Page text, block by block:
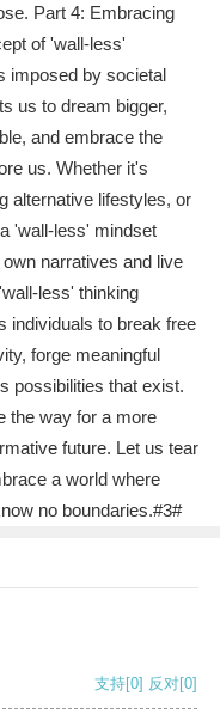
Part 4: Embracing
of 'wall-less'
imposed by societal
us to dream bigger,
and embrace the
us. Whether it's
alternative lifestyles, or
'wall-less' mindset
narratives and live
less' thinking
individuals to break free
forge meaningful
possibilities that exist.
the way for a more
future. Let us tear
a world where
no boundaries.#3#
支持[0] 反对[0]